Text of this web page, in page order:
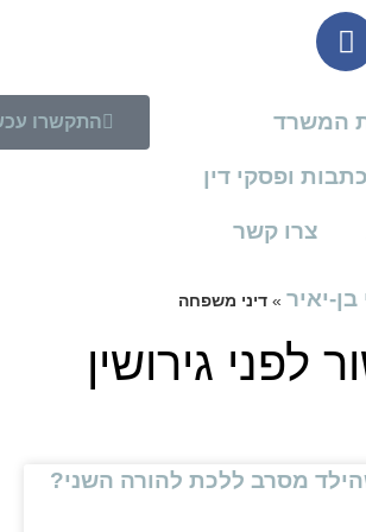
המשרד
כתבות ופסקי דין
צרו קשר
התקשרו
יאיר » דיני משפחה
לפני גירושין